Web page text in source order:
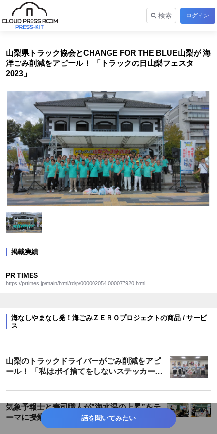
検索 ログイン
山梨県トラック協会とCHANGE FOR THE BLUE山梨が 海
洋ごみ削減をアピール！ 「トラックの日山梨フェスタ
2023」
掲載実績
PR TIMES
https://prtimes.jp/main/html/rd/p/000002054.000077920.html
海なしやまなし発！海ごみＺＥＲＯプロジェクトの商品 / サービ
ス
山梨のトラックドライバーがごみ削減をアピ
ール！ 「私はポイ捨てをしないステッカー」
気象予報士と寿司職人が”海水温の上昇”をテ
ーマに授業 海なし県やまなし発「海洋環境
を考える特別授業」
話を聞いてみたい